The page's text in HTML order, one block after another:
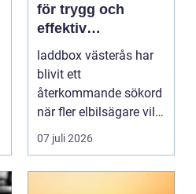
för trygg och
effektiv
hemmaladdning
laddbox västerås har
blivit ett
återkommande sökord
när fler elbilsägare vill
ladda hemma på ett
säk...
07 juli 2026